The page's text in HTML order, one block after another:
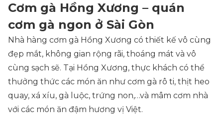
Cơm gà Hồng Xương – quán
cơm gà ngon ở Sài Gòn
Nhà hàng cơm gà Hồng Xương có thiết kế vô cùng
đẹp mắt, không gian rộng rãi, thoáng mát và vô
cùng sạch sẽ. Tại Hồng Xương, thực khách có thể
thưởng thức các món ăn như cơm gà rô ti, thịt heo
quay, xá xíu, gà luộc, trứng non,…và mâm cơm nhà
với các món ăn đậm hương vị Việt.